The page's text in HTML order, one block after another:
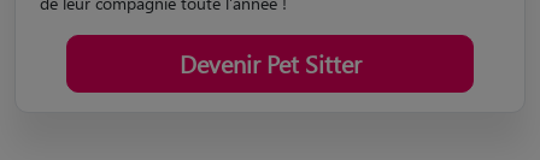
Devenir Pet Sitter